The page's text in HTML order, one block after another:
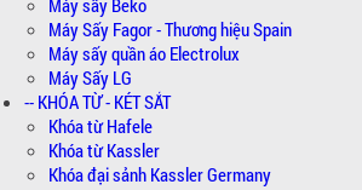
Máy Sấy Fagor - Thương hiệu Spain
Máy sấy quần áo Electrolux
Máy Sấy LG
-- KHÓA TỪ - KÉT SẮT
Khóa từ Hafele
Khóa từ Kassler
Khóa đại sảnh Kassler Germany